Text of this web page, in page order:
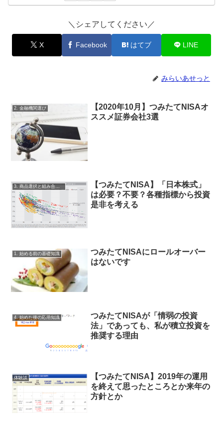
＼シェアしてください／
X Facebook はてブ LINE
みらいあせっと
2. 金融機関選び
【2020年10月】つみたてNISAオ
ススメ証券会社3選
【つみたてNISA】「日本株式」
は必要？不要？各種指標から投資
是非を考える
1. 始める前の基礎知識
つみたてNISAにロールオーバー
はないです
4. 始めた後の応用知識
つみたてNISAが「情弱の投資
法」であっても、私が積立投資を
推奨する理由
体験談
【つみたてNISA】2019年の運用
を終えて思ったところとか来年の
方針とか